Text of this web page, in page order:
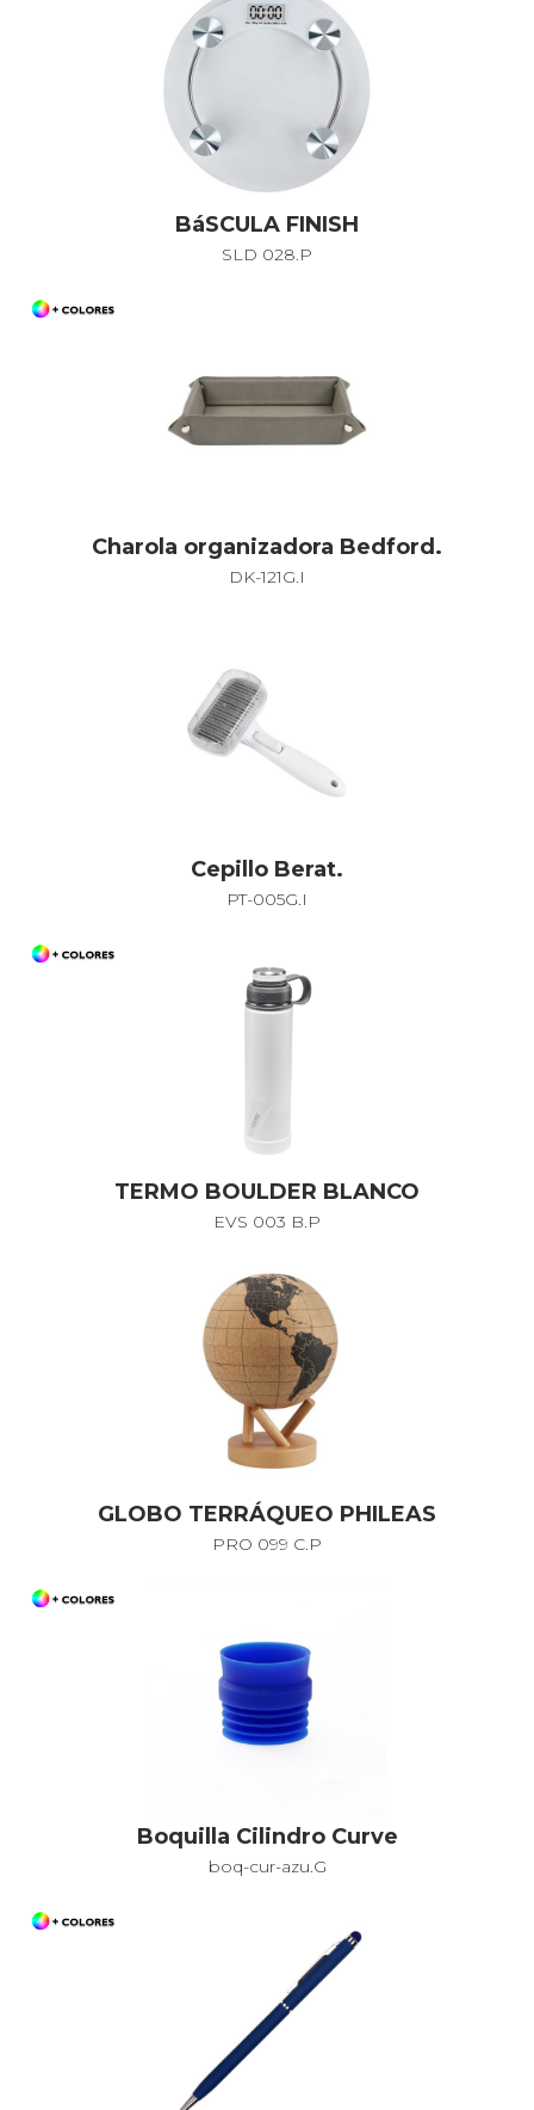
BáSCULA FINISH
SLD 028.P
Charola organizadora Bedford.
DK-121G.I
Cepillo Berat.
PT-005G.I
TERMO BOULDER BLANCO
EVS 003 B.P
GLOBO TERRÁQUEO PHILEAS
PRO 099 C.P
Boquilla Cilindro Curve
boq-cur-azu.G